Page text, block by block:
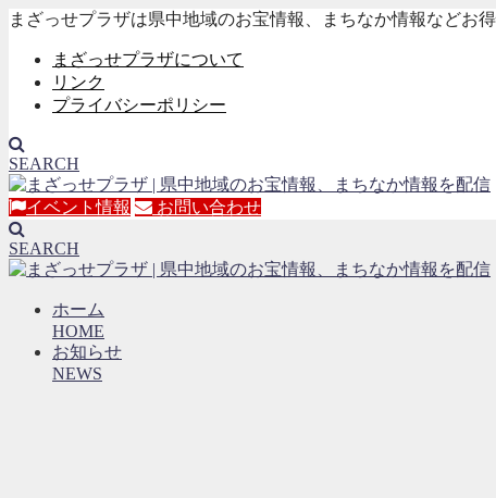
まざっせプラザは県中地域のお宝情報、まちなか情報などお
まざっせプラザについて
リンク
プライバシーポリシー
SEARCH
イベント情報 お問い合わせ
SEARCH
ホーム
HOME
お知らせ
NEWS